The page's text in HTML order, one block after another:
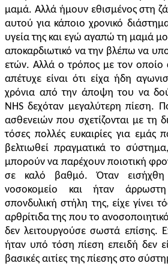
μαμά. Αλλά ήμουν εθισμένος στη
αυτού για κάποιο χρονικό
υγεία της και εγώ αγαπώ τη μαμά
αποκαρδιωτικό να την βλέπω να
ετών. Αλλά ο τρόπος με τον οποίο
απέτυχε είναι ότι είχα ήδη
χρόνια από την άποψη του να
NHS δεχόταν μεγαλύτερη πίεση.
ασθενειών που σχετίζονται με τη
τόσες πολλές ευκαιρίες για
βελτιωθεί πραγματικά το
μπορούν να παρέχουν ποιοτική
σε καλό βαθμό. Όταν
νοσοκομείο και ήταν
σπονδυλική στήλη της, είχε γίνει
αρθρίτιδα της που το
δεν λειτουργούσε σωστά επίσης.
ήταν υπό τόση πίεση επειδή δεν
βασικές αιτίες της πίεσης στο